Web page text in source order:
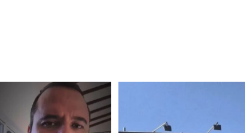
Bueno, vote por el que
quiera, pero vote y deje...
15 3 2